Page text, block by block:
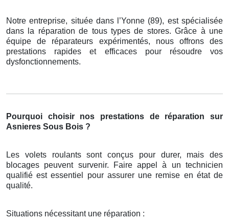
Notre entreprise, située dans l’Yonne (89), est spécialisée
dans la réparation de tous types de stores. Grâce à une
équipe de réparateurs expérimentés, nous offrons des
prestations rapides et efficaces pour résoudre vos
dysfonctionnements.
Pourquoi choisir nos prestations de réparation sur
Asnieres Sous Bois ?
Les volets roulants sont conçus pour durer, mais des
blocages peuvent survenir. Faire appel à un technicien
qualifié est essentiel pour assurer une remise en état de
qualité.
Situations nécessitant une réparation :